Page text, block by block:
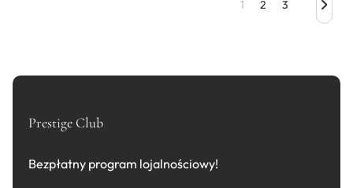
1 2 3
Prestige Club
Bezpłatny program lojalnościowy!